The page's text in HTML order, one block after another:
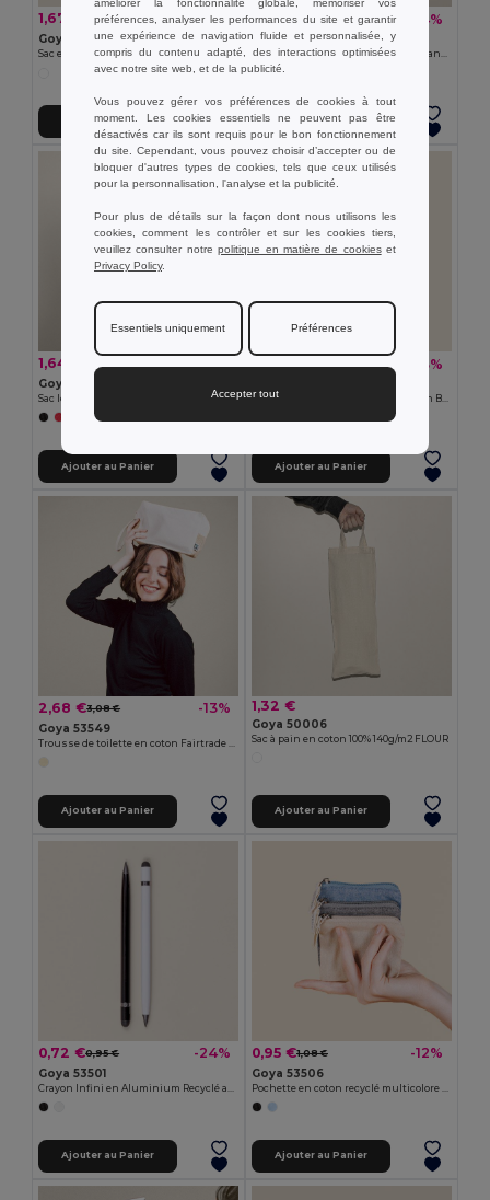
1,67 € 1,92 € -13%
Goya 38538
Sac en Coton Bio à Longues Anses ECOLOGY
Ajouter au Panier
1,53 €1,59 € -4%
Goya 50538
Sac tote en coton recyclé à longues anses WATERFALL
Ajouter au Panier
1,64 € -4%
Goya 53519
Sac longue anse en coton recyclé Fairtrade DUNE
Ajouter au Panier
2,50 € -33%
Bouteille Aluminium 500ml Finition Brillante Carabiner
Ajouter au Panier
2,68 €3,08 € -13%
Goya 53549
Ajouter au Panier
1,32 €
Goya 50006
Sac à pain en coton 100% 140g/m2 FLOUR
Ajouter au Panier
0,72 €0,95 € -24%
Goya 53501
Ajouter au Panier
0,95 €1,08 € -12%
Goya 53506
Ajouter au Panier
préférences, analyser les performances du site et garantir
une expérience de navigation fluide et personnalisée, y
compris du contenu adapté, des interactions optimisées
avec notre site web, et de la publicité.
Vous pouvez gérer vos préférences de cookies à tout
moment. Les cookies essentiels ne peuvent pas être
désactivés car ils sont requis pour le bon fonctionnement
du site. Cependant, vous pouvez choisir d’accepter ou de
bloquer d'autres types de cookies, tels que ceux utilisés
pour la personnalisation, l'analyse et la publicité.
Pour plus de détails sur la façon dont nous utilisons les
cookies, comment les contrôler et sur les cookies tiers,
veuillez consulter notrepolitique en matière de cookieset
Privacy Policy.
Essentiels uniquement Préférences
Accepter tout